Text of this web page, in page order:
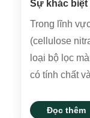
Sự khác biệt
Trong lĩnh
(cellulose
loại bộ lọc
có tính chất
trọng đểĐọc thêm